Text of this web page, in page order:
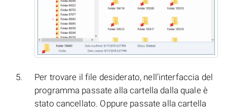
Per trovare il file desiderato, nell’interfaccia del
programma passate alla cartella dalla quale è
stato cancellato. Oppure passate alla cartella